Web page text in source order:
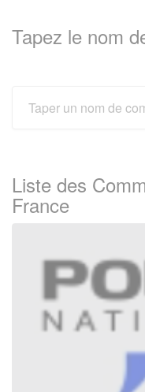
Tapez le nom
Liste des
France